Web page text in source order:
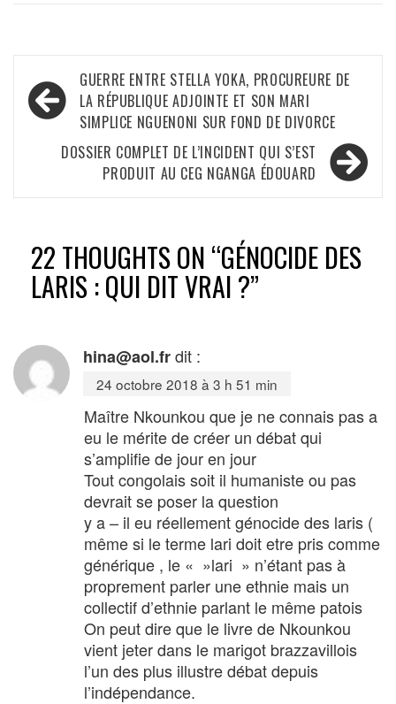
Navigation
de
l’article
GUERRE ENTRE STELLA YOKA, PROCUREURE DE
LA RÉPUBLIQUE ADJOINTE ET SON MARI
SIMPLICE NGUENONI SUR FOND DE DIVORCE
DOSSIER COMPLET DE L’INCIDENT QUI S’EST
PRODUIT AU CEG NGANGA ÉDOUARD
22 THOUGHTS ON “GÉNOCIDE DES
LARIS : QUI DIT VRAI ?”
hina@aol.frdit :
24 octobre 2018 à 3 h 51 min
Maître Nkounkou que je ne connais pas a
eu le mérite de créer un débat qui
s’amplifie de jour en jour
Tout congolais soit il humaniste ou pas
devrait se poser la question
y a – il eu réellement génocide des laris (
même si le terme lari doit etre pris comme
générique , le « »lari » n’étant pas à
proprement parler une ethnie mais un
collectif d’ethnie parlant le même patois
On peut dire que le livre de Nkounkou
vient jeter dans le marigot brazzavillois
l’un des plus illustre débat depuis
l’indépendance.